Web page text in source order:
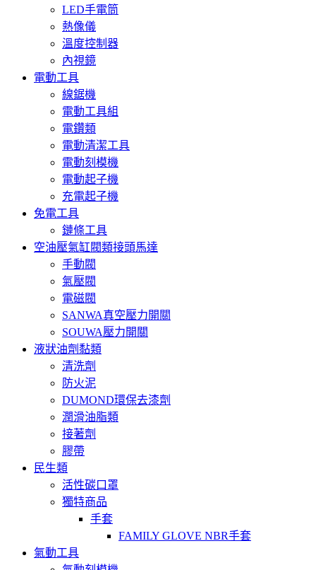
LED手電筒
熱像儀
溫度控制器
內視鏡
電動工具
線鋸機
電動工具組
電鑽類
電動清潔工具
電動刻模機
電動起子機
充電起子機
免電工具
鏈條工具
空油壓氣缸閥類接頭馬達
手動閥
氣壓閥
電磁閥
SANWA真空壓力開關
SOUWA壓力開關
液狀油劑黏類
清洗劑
防火泥
DUMOND環保去漆劑
潤滑油脂類
接著劑
膠帶
民生類
活性碳口罩
獨特商品
手套
FAMILY GLOVE NBR手套
氣動工具